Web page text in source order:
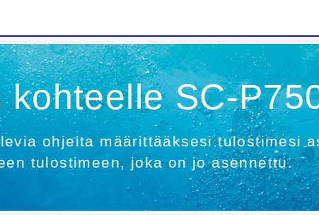
kohteelle SC-
ohjeita määrittääksesi tulostimesi
tulostimeen, joka on jo asennettu.